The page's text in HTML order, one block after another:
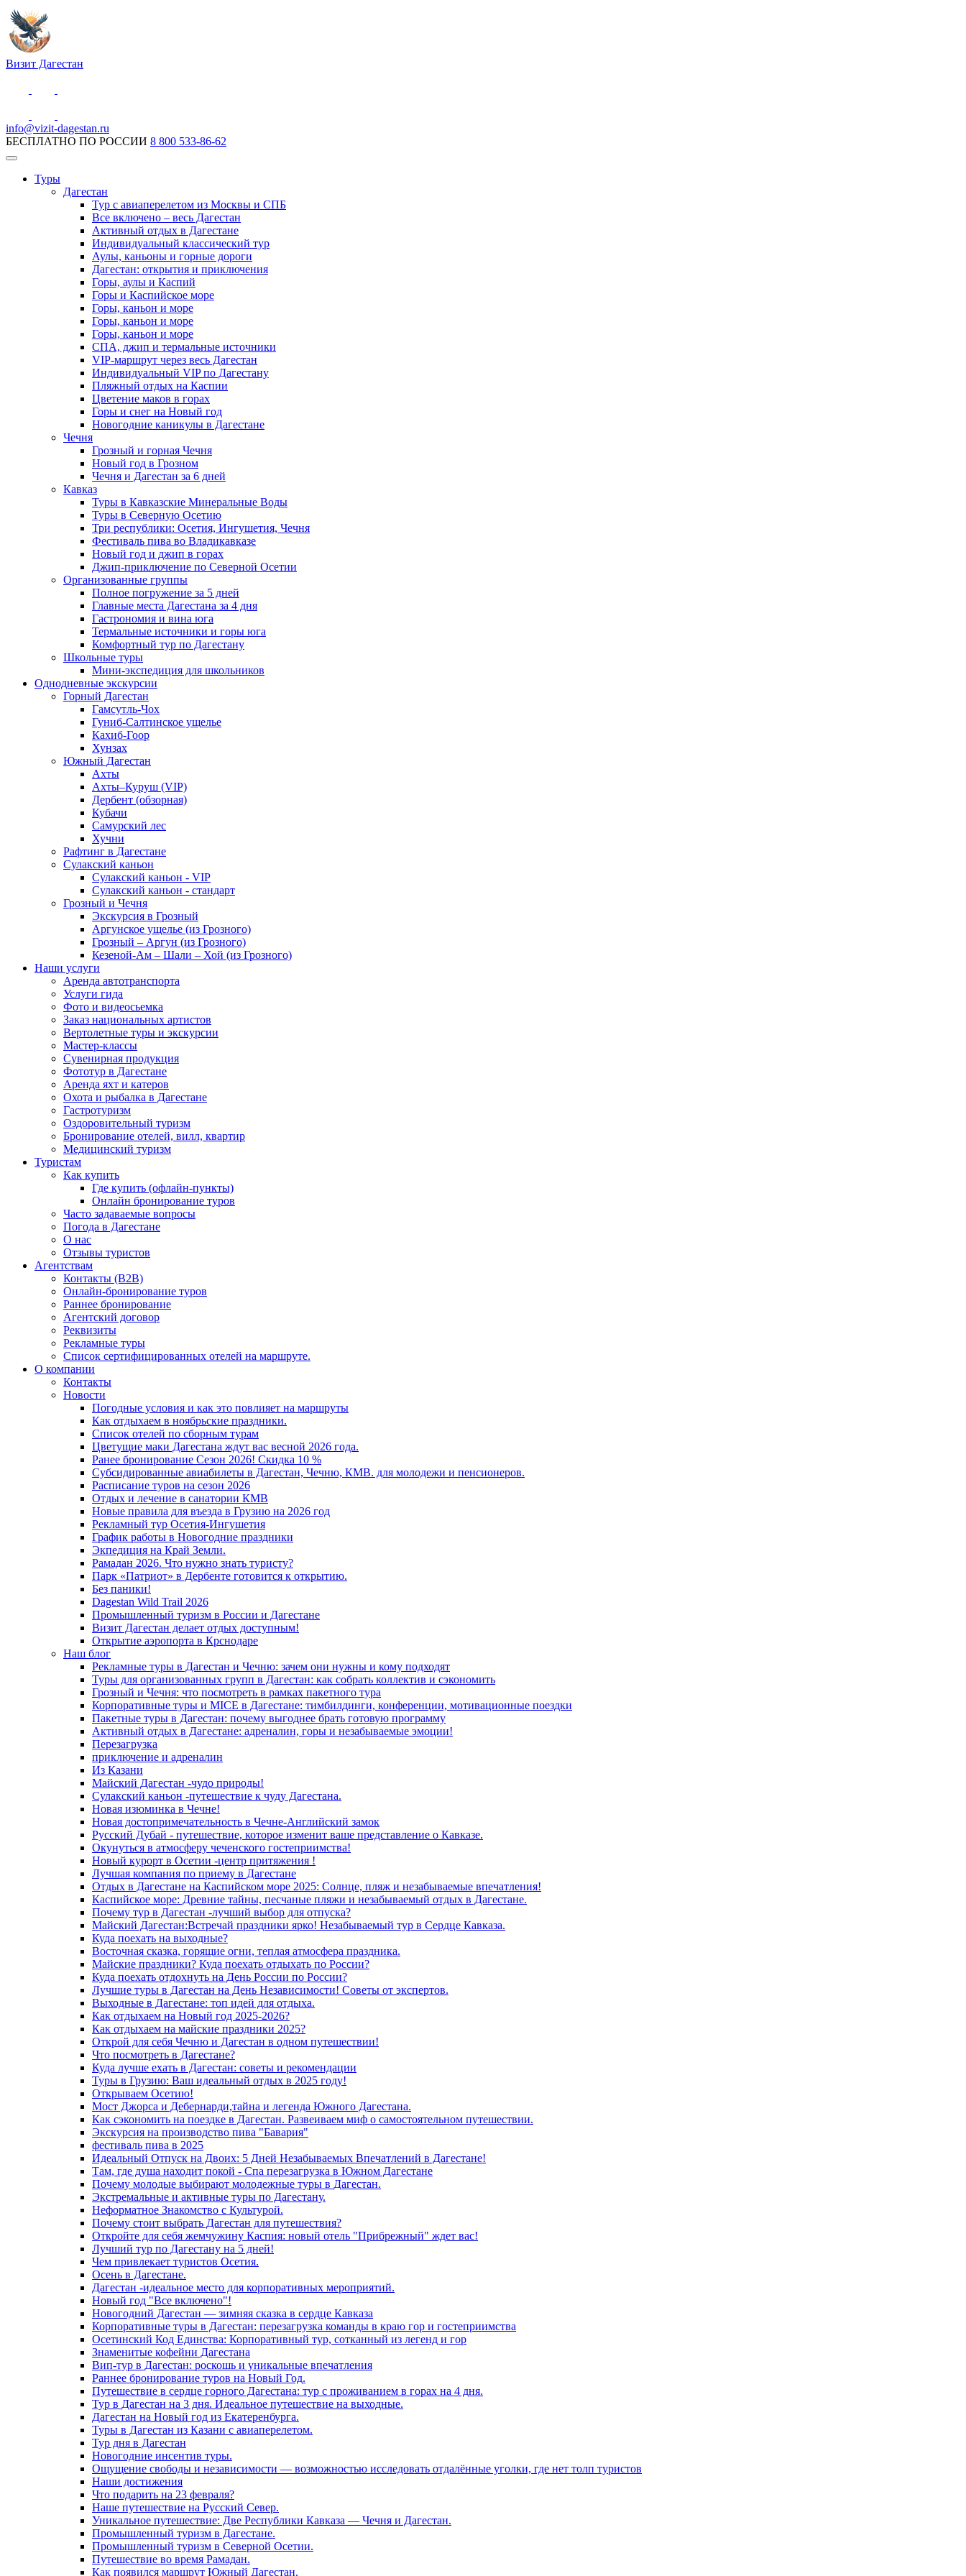
Визит Дагестан
info@vizit-dagestan.ru
БЕСПЛАТНО ПО РОССИИ 8 800 533-86-62
Туры
Дагестан
Тур с авиаперелетом из Москвы и СПБ
Все включено – весь Дагестан
Активный отдых в Дагестане
Индивидуальный классический тур
Аулы, каньоны и горные дороги
Дагестан: открытия и приключения
Горы, аулы и Каспий
Горы и Каспийское море
Горы, каньон и море
Горы, каньон и море
Горы, каньон и море
СПА, джип и термальные источники
VIP-маршрут через весь Дагестан
Индивидуальный VIP по Дагестану
Пляжный отдых на Каспии
Цветение маков в горах
Горы и снег на Новый год
Новогодние каникулы в Дагестане
Чечня
Грозный и горная Чечня
Новый год в Грозном
Чечня и Дагестан за 6 дней
Кавказ
Туры в Кавказские Минеральные Воды
Туры в Северную Осетию
Три республики: Осетия, Ингушетия, Чечня
Фестиваль пива во Владикавказе
Новый год и джип в горах
Джип-приключение по Северной Осетии
Организованные группы
Полное погружение за 5 дней
Главные места Дагестана за 4 дня
Гастрономия и вина юга
Термальные источники и горы юга
Комфортный тур по Дагестану
Школьные туры
Мини-экспедиция для школьников
Однодневные экскурсии
Горный Дагестан
Гамсутль-Чох
Гуниб-Салтинское ущелье
Кахиб-Гоор
Хунзах
Южный Дагестан
Ахты
Ахты–Куруш (VIP)
Дербент (обзорная)
Кубачи
Самурский лес
Хучни
Рафтинг в Дагестане
Сулакский каньон
Сулакский каньон - VIP
Сулакский каньон - стандарт
Грозный и Чечня
Экскурсия в Грозный
Аргунское ущелье (из Грозного)
Грозный – Аргун (из Грозного)
Кезеной-Ам – Шали – Хой (из Грозного)
Наши услуги
Аренда автотранспорта
Услуги гида
Фото и видеосьемка
Заказ национальных артистов
Вертолетные туры и экскурсии
Мастер-классы
Сувенирная продукция
Фототур в Дагестане
Аренда яхт и катеров
Охота и рыбалка в Дагестане
Гастротуризм
Оздоровительный туризм
Бронирование отелей, вилл, квартир
Медицинский туризм
Туристам
Как купить
Где купить (офлайн-пункты)
Онлайн бронирование туров
Часто задаваемые вопросы
Погода в Дагестане
О нас
Отзывы туристов
Агентствам
Контакты (B2B)
Онлайн-бронирование туров
Раннее бронирование
Агентский договор
Реквизиты
Рекламные туры
Список сертифицированных отелей на маршруте.
О компании
Контакты
Новости
Погодные условия и как это повлияет на маршруты
Как отдыхаем в ноябрьские праздники.
Список отелей по сборным турам
Цветущие маки Дагестана ждут вас весной 2026 года.
Ранее бронирование Сезон 2026! Скидка 10 %
Субсидированные авиабилеты в Дагестан, Чечню, КМВ. для молодежи и пенсионеров.
Расписание туров на сезон 2026
Отдых и лечение в санатории КМВ
Новые правила для въезда в Грузию на 2026 год
Рекламный тур Осетия-Ингушетия
График работы в Новогодние праздники
Экпедиция на Край Земли.
Рамадан 2026. Что нужно знать туристу?
Парк «Патриот» в Дербенте готовится к открытию.
Без паники!
Dagestan Wild Trail 2026
Промышленный туризм в России и Дагестане
Визит Дагестан делает отдых доступным!
Открытие аэропорта в Крснодаре
Наш блог
Рекламные туры в Дагестан и Чечню: зачем они нужны и кому подходят
Туры для организованных групп в Дагестан: как собрать коллектив и сэкономить
Грозный и Чечня: что посмотреть в рамках пакетного тура
Корпоративные туры и MICE в Дагестане: тимбилдинги, конференции, мотивационные поездки
Пакетные туры в Дагестан: почему выгоднее брать готовую программу
Активный отдых в Дагестане: адреналин, горы и незабываемые эмоции!
Перезагрузка
приключение и адреналин
Из Казани
Майский Дагестан -чудо природы!
Сулакский каньон -путешествие к чуду Дагестана.
Новая изюминка в Чечне!
Новая достопримечательность в Чечне-Английский замок
Русский Дубай - путешествие, которое изменит ваше представление о Кавказе.
Окунуться в атмосферу чеченского гостеприимства!
Новый курорт в Осетии -центр притяжения !
Лучшая компания по приему в Дагестане
Отдых в Дагестане на Каспийском море 2025: Солнце, пляж и незабываемые впечатления!
Каспийское море: Древние тайны, песчаные пляжи и незабываемый отдых в Дагестане.
Почему тур в Дагестан -лучший выбор для отпуска?
Майский Дагестан:Встречай праздники ярко! Незабываемый тур в Сердце Кавказа.
Куда поехать на выходные?
Восточная сказка, горящие огни, теплая атмосфера праздника.
Майские праздники? Куда поехать отдыхать по России?
Куда поехать отдохнуть на День России по России?
Лучшие туры в Дагестан на День Независимости! Советы от экспертов.
Выходные в Дагестане: топ идей для отдыха.
Как отдыхаем на Новый год 2025-2026?
Как отдыхаем на майские праздники 2025?
Открой для себя Чечню и Дагестан в одном путешествии!
Что посмотреть в Дагестане?
Куда лучше ехать в Дагестан: советы и рекомендации
Туры в Грузию: Ваш идеальный отдых в 2025 году!
Открываем Осетию!
Мост Джорса и Дебернарди,тайна и легенда Южного Дагестана.
Как сэкономить на поездке в Дагестан. Развеиваем миф о самостоятельном путешествии.
Экскурсия на производство пива "Бавария"
фестиваль пива в 2025
Идеальный Отпуск на Двоих: 5 Дней Незабываемых Впечатлений в Дагестане!
Там, где душа находит покой - Спа перезагрузка в Южном Дагестане
Почему молодые выбирают молодежные туры в Дагестан.
Экстремальные и активные туры по Дагестану.
Неформатное Знакомство с Культурой.
Почему стоит выбрать Дагестан для путешествия?
Откройте для себя жемчужину Каспия: новый отель "Прибрежный" ждет вас!
Лучший тур по Дагестану на 5 дней!
Чем привлекает туристов Осетия.
Осень в Дагестане.
Дагестан -идеальное место для корпоративных мероприятий.
Новый год "Все включено"!
Новогодний Дагестан — зимняя сказка в сердце Кавказа
Корпоративные туры в Дагестан: перезагрузка команды в краю гор и гостеприимства
Осетинский Код Единства: Корпоративный тур, сотканный из легенд и гор
Знаменитые кофейни Дагестана
Вип-тур в Дагестан: роскошь и уникальные впечатления
Раннее бронирование туров на Новый Год.
Путешествие в сердце горного Дагестана: тур с проживанием в горах на 4 дня.
Тур в Дагестан на 3 дня. Идеальное путешествие на выходные.
Дагестан на Новый год из Екатеренбурга.
Туры в Дагестан из Казани с авиаперелетом.
Тур дня в Дагестан
Новогодние инсентив туры.
Ощущение свободы и независимости — возможностью исследовать отдалённые уголки, где нет толп туристов
Наши достижения
Что подарить на 23 февраля?
Наше путешествие на Русский Север.
Уникальное путешествие: Две Республики Кавказа — Чечня и Дагестан.
Промышленный туризм в Дагестане.
Промышленный туризм в Северной Осетии.
Путешествие во время Рамадан.
Как появился маршрут Южный Дагестан.